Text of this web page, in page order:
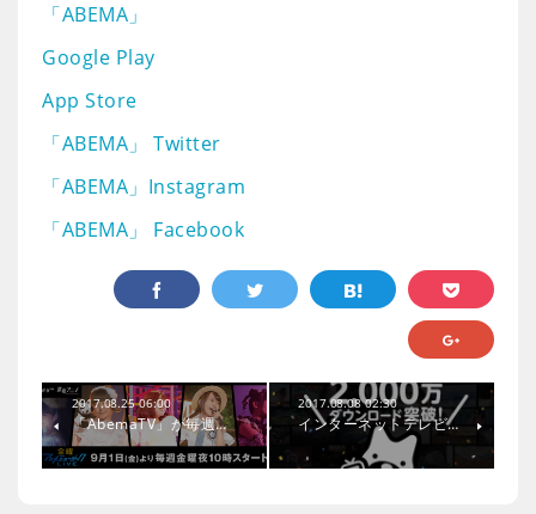
「ABEMA」
Google Play
App Store
「ABEMA」 Twitter
「ABEMA」Instagram
「ABEMA」 Facebook
2017.08.25 06:00
「AbemaTV」が毎週…
2017.08.08 02:30
インターネットテレビ…